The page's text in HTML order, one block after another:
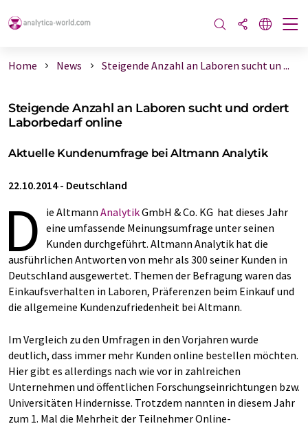
Home News Steigende Anzahl an Laboren sucht un ...
Steigende Anzahl an Laboren sucht und ordert
Laborbedarf online
Aktuelle Kundenumfrage bei Altmann Analytik
22.10.2014- Deutschland
D ie Altmann AnalytikGmbH & Co. KG hat dieses Jahr
eine umfassende Meinungsumfrage unter seinen
Kunden durchgeführt. Altmann Analytik hat die
ausführlichen Antworten von mehr als 300 seiner Kunden in
Deutschland ausgewertet. Themen der Befragung waren das
Einkaufsverhalten in Laboren, Präferenzen beim Einkauf und
die allgemeine Kundenzufriedenheit bei Altmann.
Im Vergleich zu den Umfragen in den Vorjahren wurde
deutlich, dass immer mehr Kunden online bestellen möchten.
Hier gibt es allerdings nach wie vor in zahlreichen
Unternehmen und öffentlichen Forschungseinrichtungen bzw.
Universitäten Hindernisse. Trotzdem nannten in diesem Jahr
zum 1. Mal die Mehrheit der Teilnehmer Online-